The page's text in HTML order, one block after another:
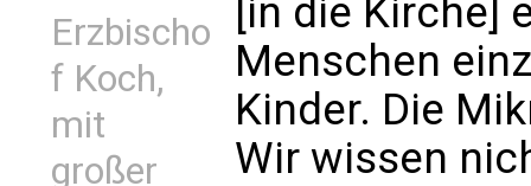
Erzbischo
f Koch,
mit
großer
[in die Kirche]
Menschen
Kinder. Die
Wir wissen